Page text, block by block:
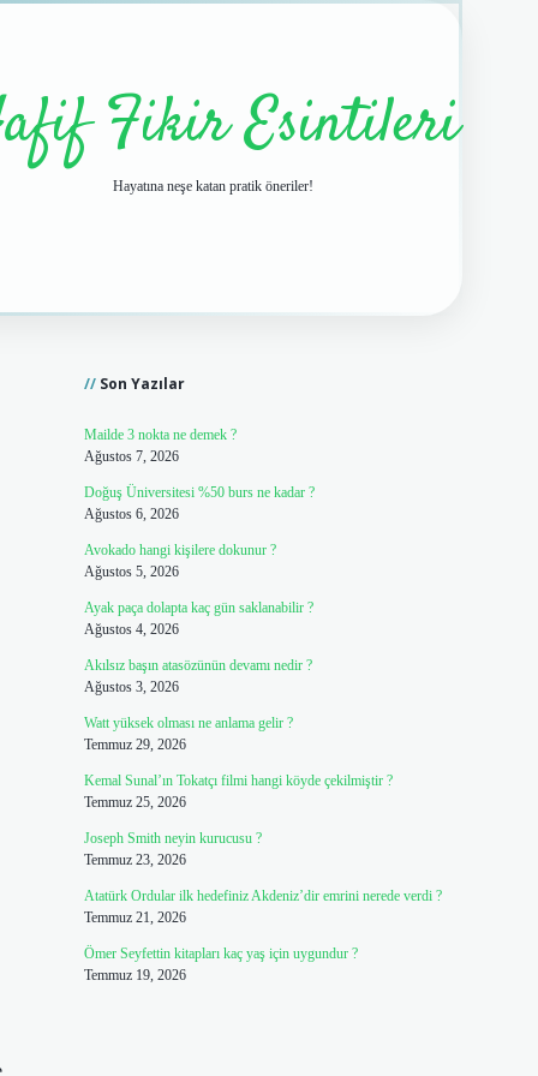
Fikir Esintileri
Hayatına neşe katan pratik öneriler!
Son Yazılar
Mailde 3 nokta ne demek ?
Ağustos 7, 2026
Doğuş Üniversitesi %50 burs ne kadar ?
Ağustos 6, 2026
Avokado hangi kişilere dokunur ?
Ağustos 5, 2026
Ayak paça dolapta kaç gün saklanabilir ?
Ağustos 4, 2026
Akılsız başın atasözünün devamı nedir ?
Ağustos 3, 2026
Watt yüksek olması ne anlama gelir ?
Temmuz 29, 2026
Kemal Sunal’ın Tokatçı filmi hangi köyde çekilmiştir ?
Temmuz 25, 2026
Joseph Smith neyin kurucusu ?
Temmuz 23, 2026
Atatürk Ordular ilk hedefiniz Akdeniz’dir emrini nerede verdi ?
Temmuz 21, 2026
Ömer Seyfettin kitapları kaç yaş için uygundur ?
Temmuz 19, 2026